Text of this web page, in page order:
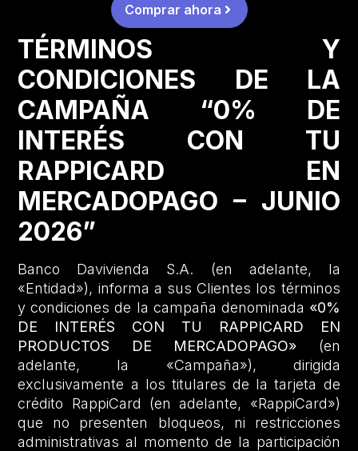
Comprar ahora
TÉRMINOS Y
CONDICIONES DE LA
CAMPAÑA “0% DE
INTERÉS CON TU
RAPPICARD EN
MERCADOPAGO – JUNIO
2026”
Banco Davivienda S.A. (en adelante, la
«Entidad»), informa a sus Clientes los términos
y condiciones de la campaña denominada «0%
DE INTERÉS CON TU RAPPICARD EN
PRODUCTOS DE MERCADOPAGO» (en
adelante, la «Campaña»), dirigida
exclusivamente a los titulares de la tarjeta de
crédito RappiCard (en adelante, «RappiCard»)
que no presenten bloqueos, ni restricciones
administrativas al momento de la participación